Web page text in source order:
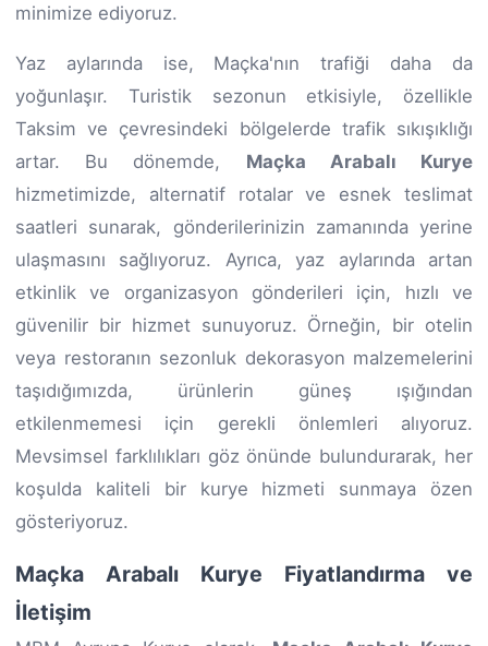
minimize ediyoruz.
Yaz aylarında ise, Maçka'nın trafiği daha da
yoğunlaşır. Turistik sezonun etkisiyle, özellikle
Taksim ve çevresindeki bölgelerde trafik sıkışıklığı
artar. Bu dönemde, Maçka Arabalı Kurye
hizmetimizde, alternatif rotalar ve esnek teslimat
saatleri sunarak, gönderilerinizin zamanında yerine
ulaşmasını sağlıyoruz. Ayrıca, yaz aylarında artan
etkinlik ve organizasyon gönderileri için, hızlı ve
güvenilir bir hizmet sunuyoruz. Örneğin, bir otelin
veya restoranın sezonluk dekorasyon malzemelerini
taşıdığımızda, ürünlerin güneş ışığından
etkilenmemesi için gerekli önlemleri alıyoruz.
Mevsimsel farklılıkları göz önünde bulundurarak, her
koşulda kaliteli bir kurye hizmeti sunmaya özen
gösteriyoruz.
Maçka Arabalı Kurye Fiyatlandırma ve
İletişim